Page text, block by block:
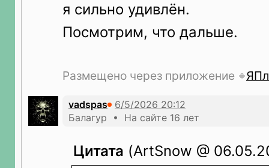
я сильно удивлён.
Посмотрим, что дальше.
Размещено через приложение
vadspas
Балагур • На сайте 16 лет
Цитата (ArtSnow @